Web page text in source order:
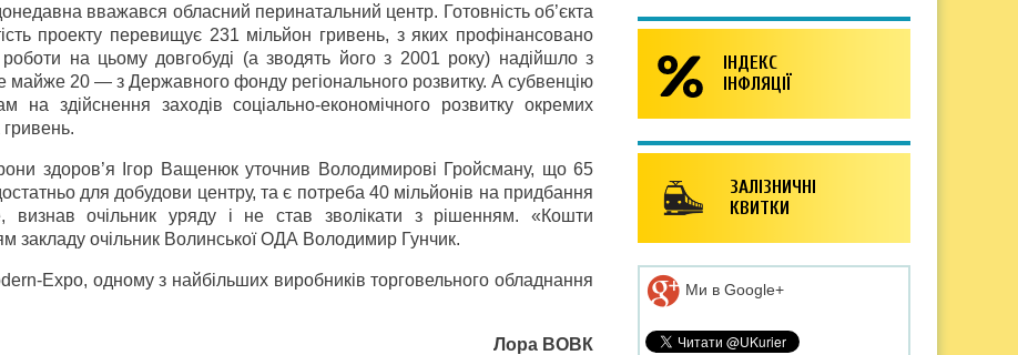
вважався обласний перинатальний центр. Готовність об’єкта
проекту перевищує 231 мільйон гривень, з яких профінансовано
на цьому довгобуді (а зводять його з 2001 року) надійшло з
майже 20 — з Державного фонду регіонального розвитку. А субвенцію
здійснення заходів соціально-економічного розвитку окремих
здоров’я Ігор Ващенюк уточнив Володимирові Гройсману, що 65
для добудови центру, та є потреба 40 мільйонів на придбання
визнав очільник уряду і не став зволікати з рішенням. «Кошти
закладу очільник Волинської ОДА Володимир Гунчик.
Expo, одному з найбільших виробників торговельного обладнання
Лора ВОВК
ІНДЕКС
ІНФЛЯЦІЇ
ЗАЛІЗНИЧНІ
КВИТКИ
Ми в Google+